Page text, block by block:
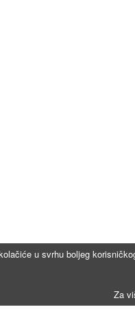
u svrhu boljeg
Za
Kalkulatori